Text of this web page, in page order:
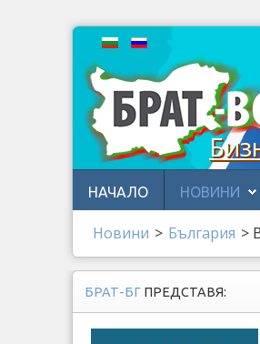
НАЧАЛО НОВИНИ
Новини > България >
БРАТ-БГ ПРЕДСТАВЯ: